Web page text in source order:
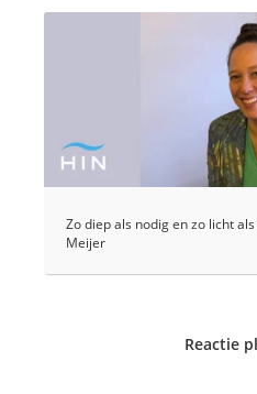
Zo diep als nodig en zo licht
Meijer
Reactie